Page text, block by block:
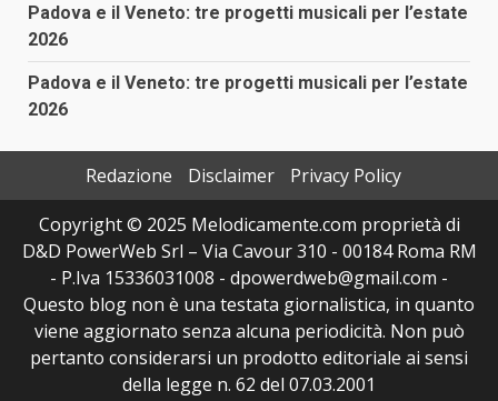
Padova e il Veneto: tre progetti musicali per l’estate
2026
Padova e il Veneto: tre progetti musicali per l’estate
2026
Redazione Disclaimer
Privacy Policy
Copyright © 2025 Melodicamente.com proprietà di
D&D PowerWeb Srl – Via Cavour 310 - 00184 Roma RM
- P.Iva 15336031008 - dpowerdweb@gmail.com -
Questo blog non è una testata giornalistica, in quanto
viene aggiornato senza alcuna periodicità. Non può
pertanto considerarsi un prodotto editoriale ai sensi
della legge n. 62 del 07.03.2001